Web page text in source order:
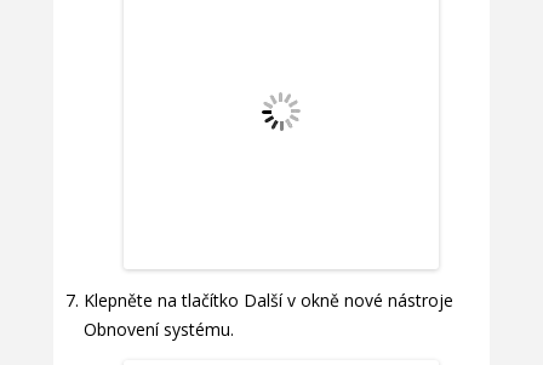
Klepněte na tlačítko Další v okně nové nástroje
Obnovení systému.